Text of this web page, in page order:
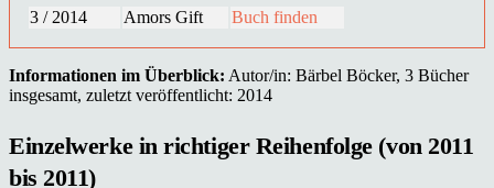
3 / 2014
Amors Gift Buch finden
Informationen im Überblick: Autor/in: Bärbel Böcker, 3 Bücher
insgesamt, zuletzt veröffentlicht: 2014
Einzelwerke in richtiger Reihenfolge (von 2011
bis 2011)